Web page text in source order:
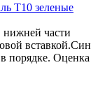
T10 зеленые
нижней части
вставкой.Син
порядке. Оценка